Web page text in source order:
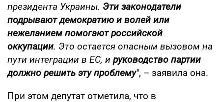
президента Украины. Эти законодатели
подрывают демократию и волей или
нежеланием помогают российской
оккупации. Это остается опасным вызовом на
пути интеграции в ЕС, и руководство партии
должно решить эту проблему", – заявила она.
При этом депутат отметила, что в